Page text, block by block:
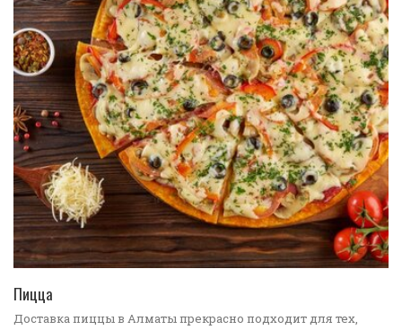
Пицца
Доставка пиццы в Алматы прекрасно подходит для тех,